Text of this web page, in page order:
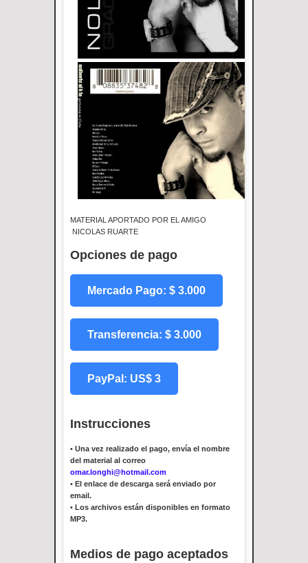
MATERIAL APORTADO POR EL AMIGO
NICOLAS RUARTE
Opciones de pago
Mercado Pago: $ 3.000
Transferencia: $ 3.000
PayPal: US$ 3
Instrucciones
• Una vez realizado el pago, envía el nombre
del material al correo
omar.longhi@hotmail.com
• El enlace de descarga será enviado por
email.
• Los archivos están disponibles en formato
MP3.
Medios de pago aceptados